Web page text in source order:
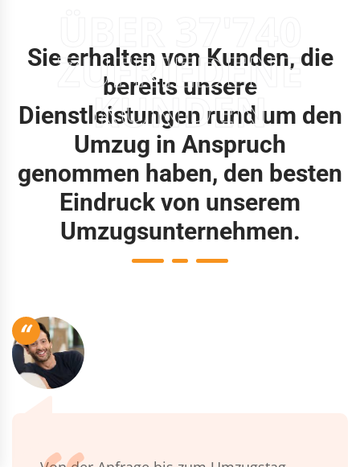
ZUFRIEDENE
KUNDEN
Sie erhalten von Kunden, die
bereits unsere
Dienstleistungen rund um den
Umzug in Anspruch
genommen haben, den besten
Eindruck von unserem
Umzugsunternehmen.
“